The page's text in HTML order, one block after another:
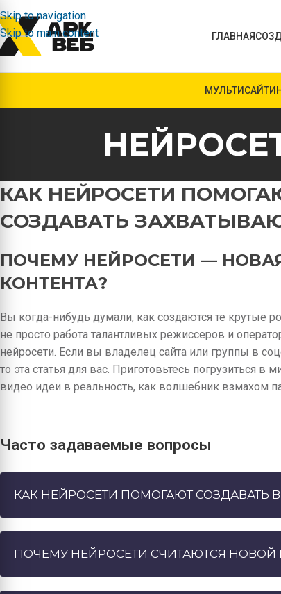
Skip to navigation
Skip to main content
ГЛАВНАЯ
МУЛЬТИСАЙТ
КАК НЕЙРОСЕТИ
СОЗДАВАТЬ
ПОЧЕМУ НЕЙРОСЕТИ —
КОНТЕНТА?
Вы когда-нибудь думали, как создаются те крутые
не просто работа талантливых режиссеров и
нейросети. Если вы владелец сайта или группы в
то эта статья для вас. Приготовьтесь погрузиться
видео идеи в реальность, как волшебник взмахом
Часто задаваемые вопросы
КАК НЕЙРОСЕТИ ПОМОГАЮТ СОЗДАВАТЬ
ПОЧЕМУ НЕЙРОСЕТИ СЧИТАЮТСЯ НОВОЙ